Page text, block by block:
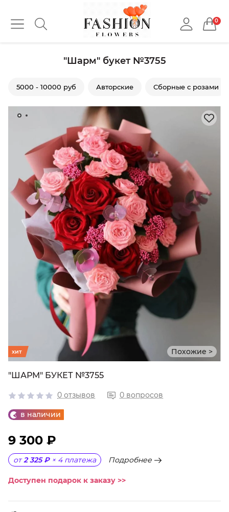
0
"Шарм" букет №3755
5000 - 10000 руб Авторские Сборные с розами
Похожие >
хит
"ШАРМ" БУКЕТ №3755
0 отзывов 0 вопросов
в наличии
9 300 ₽
от 2 325 ₽ × 4 платежа Подробнее
Доступен подарок к заказу >>